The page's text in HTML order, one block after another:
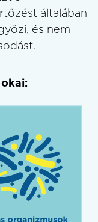
általában
és nem
okai: